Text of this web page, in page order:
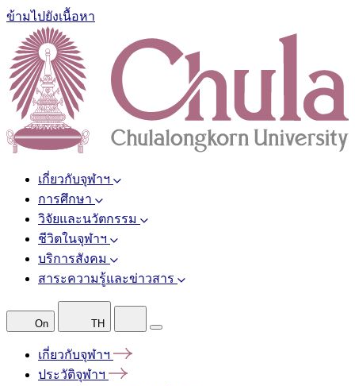
ข้ามไปยังเนื้อหา
เกี่ยวกับจุฬาฯ
การศึกษา
วิจัยและนวัตกรรม
ชีวิตในจุฬาฯ
บริการสังคม
สาระความรู้และข่าวสาร
On TH
เกี่ยวกับจุฬาฯ
ประวัติจุฬาฯ